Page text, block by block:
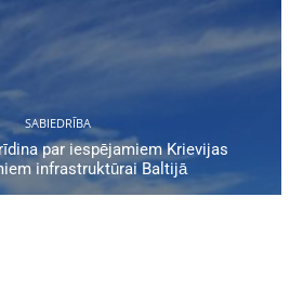
SABIEDRĪBA
par iespējamiem Krievijas
infrastruktūrai Baltijā